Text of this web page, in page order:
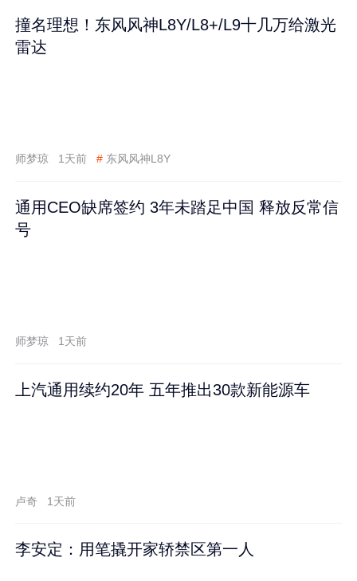
撞名理想！东风风神L8Y/L8+/L9十几万给激光
雷达
师梦琼 1天前 # 东风风神L8Y
通用CEO缺席签约 3年未踏足中国 释放反常信
号
师梦琼 1天前
上汽通用续约20年 五年推出30款新能源车
卢奇 1天前
李安定：用笔撬开家轿禁区第一人